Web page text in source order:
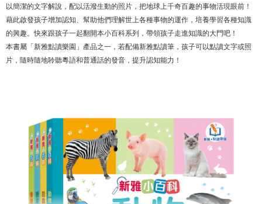
以簡潔的文字解說，配以活潑生動的照片，把地球上千奇百趣的事物活現眼前！
藉此啟發孩子增加認知、幫助他們理解世上各種事物的運作，培養學習各種知識
的興趣。快來跟孩子一起翻開本小百科系列，帶領孩子走進知識的大門吧！
本書屬「新雅點讀樂園」產品之一，若配備新雅點讀筆，孩子可以點讀文字或照
片，隨時隨地聆聽粵語和普通話的發音，提升認知能力！